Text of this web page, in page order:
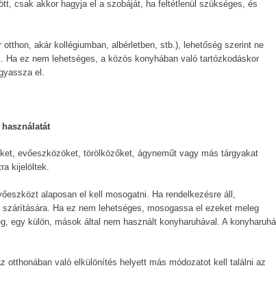
csak akkor hagyja el a szobáját, ha feltétlenül szükséges, és
akár kollégiumban, albérletben, stb.), lehetőség szerint ne
ez nem lehetséges, a közös konyhában való tartózkodáskor
el.
evőeszközöket, törölközőket, ágyneműt vagy más tárgyakat
kijelöltek.
alaposan el kell mosogatni. Ha rendelkezésre áll,
Ha ez nem lehetséges, mosogassa el ezeket meleg
egy külön, mások által nem használt konyharuhával. A
otthonában való elkülönítés helyett más módozatot kell találni az